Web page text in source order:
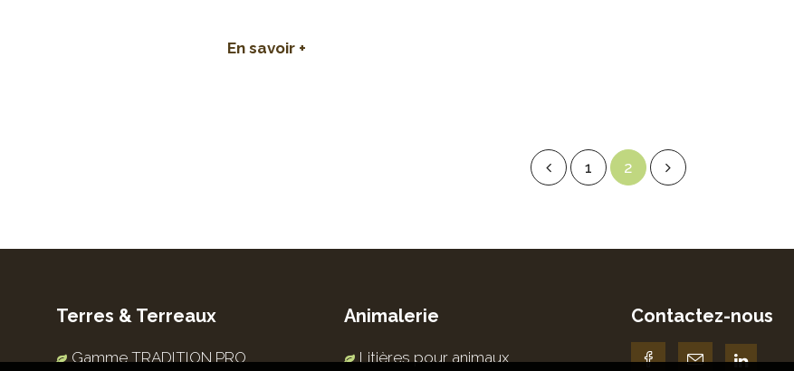
En savoir +
1 2
Terres & Terreaux
Gamme TRADITION PRO
Animalerie
Litières pour animaux
Contactez-nous